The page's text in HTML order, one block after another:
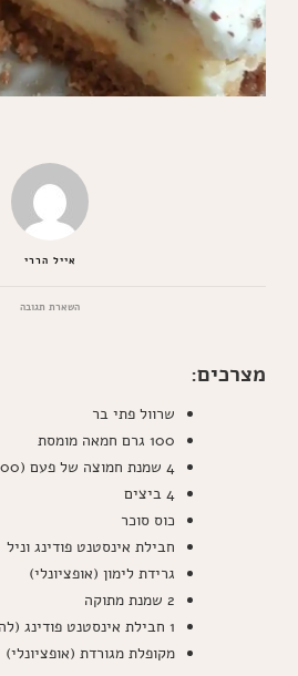
אייל הררי
השארת תגובהבנושא
אי
עבודה
מצרכים:
שרוול פתי בר
100 גרם חמאה מומסת
4 שמנת חמוצה של פעם (200 מ"ל כל אחת)
4 ביצים
כוס סוכר
חבילת אינסטנט פודינג וניל
גרידת לימון (אופציונלי)
2 שמנת מתוקה
1 חבילת אינסטנט פודינג (להקצפה)
מקופלת מגורדת (אופציונלי)